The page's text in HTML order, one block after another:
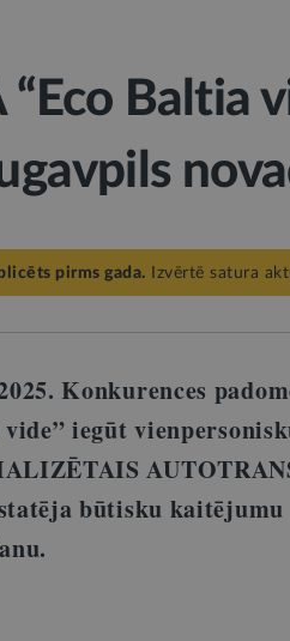
“Eco Baltia
pirms gada. Izvērtē satura
Konkurences
iegūt
būtisku